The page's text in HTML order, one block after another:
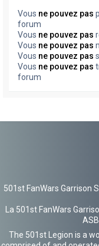
Vous ne pouvez pas
forum
Vous ne pouvez pas
Vous ne pouvez pas
Vous ne pouvez pas
Vous ne pouvez pas
forum
501st FanWars Garrison
La 501st FanWars
The 501st Legion is a